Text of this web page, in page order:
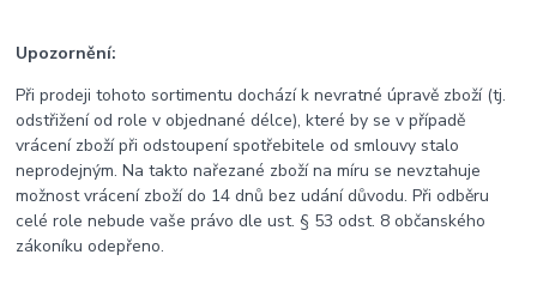
Upozornění:
Při prodeji tohoto sortimentu dochází k nevratné úpravě zboží (tj.
odstřižení od role v objednané délce), které by se v případě
vrácení zboží při odstoupení spotřebitele od smlouvy stalo
neprodejným. Na takto nařezané zboží na míru se nevztahuje
možnost vrácení zboží do 14 dnů bez udání důvodu. Při odběru
celé role nebude vaše právo dle ust. § 53 odst. 8 občanského
zákoníku odepřeno.